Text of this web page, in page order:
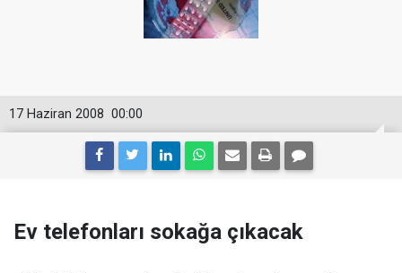
00:00
17 Haziran 2008
Ev telefonları sokağa çıkacak